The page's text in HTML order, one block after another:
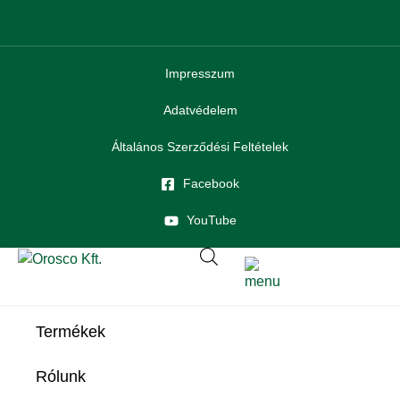
Impresszum
Adatvédelem
Általános Szerződési Feltételek
Facebook
YouTube
Termékek
Rólunk